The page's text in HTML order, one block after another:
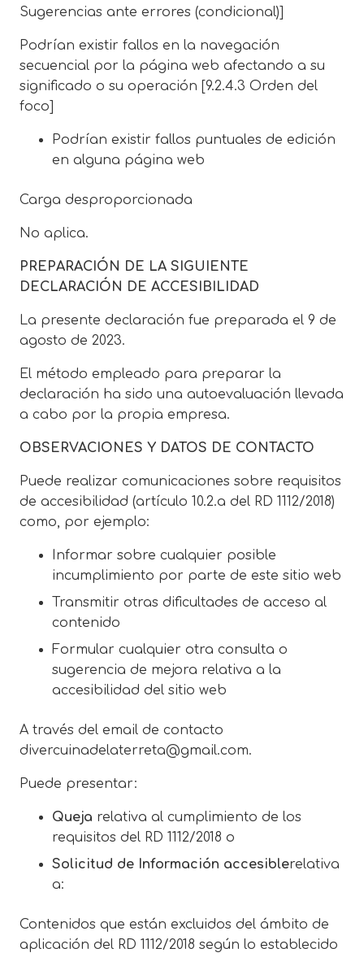
Sugerencias ante errores (condicional)]
Podrían existir fallos en la navegación
secuencial por la página web afectando a su
significado o su operación [9.2.4.3 Orden del
foco]
Podrían existir fallos puntuales de edición
en alguna página web
Carga desproporcionada
No aplica.
PREPARACIÓN DE LA SIGUIENTE
DECLARACIÓN DE ACCESIBILIDAD
La presente declaración fue preparada el 9 de
agosto de 2023.
El método empleado para preparar la
declaración ha sido una autoevaluación llevada
a cabo por la propia empresa.
OBSERVACIONES Y DATOS DE CONTACTO
Puede realizar comunicaciones sobre requisitos
de accesibilidad (artículo 10.2.a del RD 1112/2018)
como, por ejemplo:
Informar sobre cualquier posible
incumplimiento por parte de este sitio web
Transmitir otras dificultades de acceso al
contenido
Formular cualquier otra consulta o
sugerencia de mejora relativa a la
accesibilidad del sitio web
A través del email de contacto
divercuinadelaterreta@gmail.com.
Puede presentar:
Queja relativa al cumplimiento de los
requisitos del RD 1112/2018 o
Solicitud de Información accesiblerelativa
a:
Contenidos que están excluidos del ámbito de
aplicación del RD 1112/2018 según lo establecido